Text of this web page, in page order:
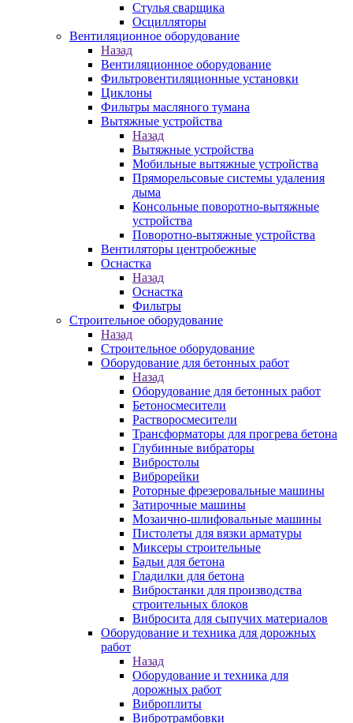
Стулья сварщика
Осцилляторы
Вентиляционное оборудование
Назад
Вентиляционное оборудование
Фильтровентиляционные установки
Циклоны
Фильтры масляного тумана
Вытяжные устройства
Назад
Вытяжные устройства
Мобильные вытяжные устройства
Пряморельсовые системы удаления
дыма
Консольные поворотно-вытяжные
устройства
Поворотно-вытяжные устройства
Вентиляторы центробежные
Оснастка
Назад
Оснастка
Фильтры
Строительное оборудование
Назад
Строительное оборудование
Оборудование для бетонных работ
Назад
Оборудование для бетонных работ
Бетоносмесители
Растворосмесители
Трансформаторы для прогрева бетона
Глубинные вибраторы
Вибростолы
Виброрейки
Роторные фрезеровальные машины
Затирочные машины
Мозаично-шлифовальные машины
Пистолеты для вязки арматуры
Миксеры строительные
Бадьи для бетона
Гладилки для бетона
Вибростанки для производства
строительных блоков
Вибросита для сыпучих материалов
Оборудование и техника для дорожных
работ
Назад
Оборудование и техника для
дорожных работ
Виброплиты
Вибротрамбовки